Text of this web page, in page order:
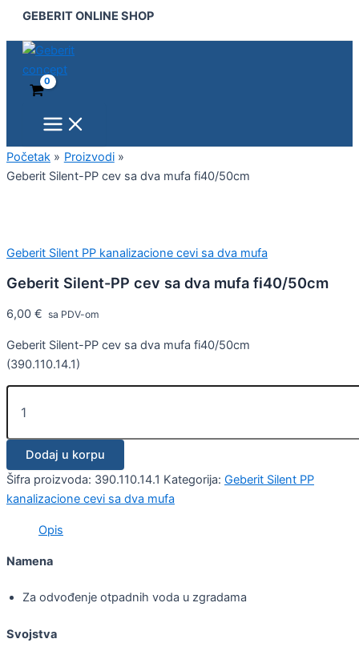
Pređi
sadržaj
GEBERIT ONLINE SHOP
Menu
Početak
Proizvodi
Geberit Silent-PP cev sa dva mufa fi40/50cm
Geberit Silent PP kanalizacione cevi sa dva mufa
Geberit Silent-PP cev sa dva mufa fi40/50cm
6,00 € sa PDV-om
Geberit Silent-PP cev sa dva mufa fi40/50cm
(390.110.14.1)
Silent-
PP
cev
fi40/50cm
količina
Dodaj u korpu
Šifra proizvoda: 390.110.14.1 Kategorija: Geberit Silent PP
kanalizacione cevi sa dva mufa
Opis
Namena
Za odvođenje otpadnih voda u zgradama
Svojstva